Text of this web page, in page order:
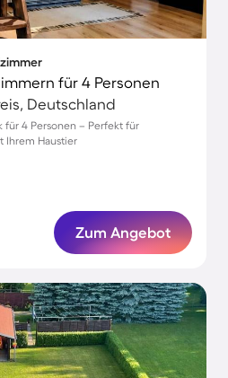
für 4 Personen
Deutschland
für 4 Personen – Perfekt für
Ihrem Haustier
Zum Angebot